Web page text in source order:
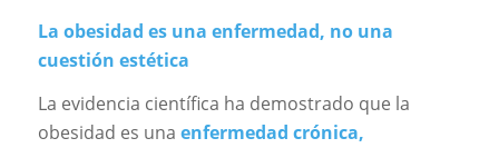
La obesidad es una enfermedad, no una
cuestión estética
La evidencia científica ha demostrado que la
obesidad es una enfermedad crónica,